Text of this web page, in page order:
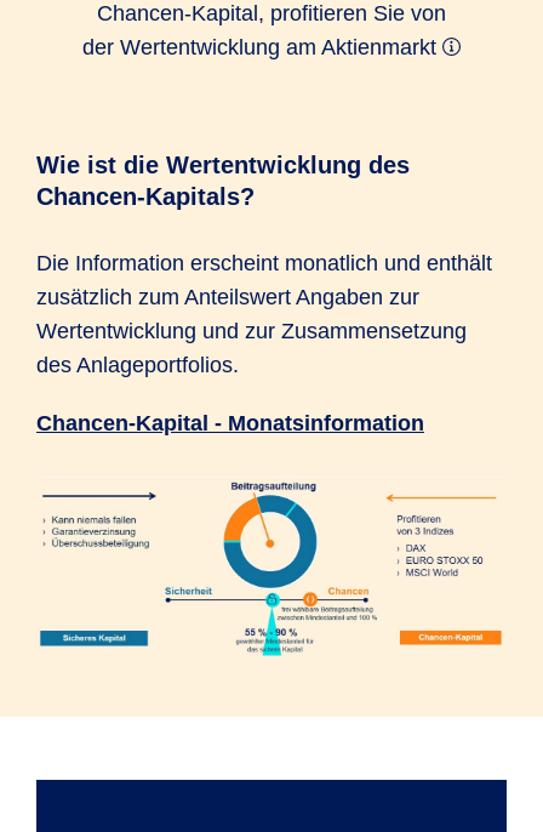
Chancen-Kapital, profitieren Sie von
der Wertentwicklung am Aktienmarkt
Wie ist die Wertentwicklung des
Chancen-Kapitals?
Die Information erscheint monatlich und enthält
zusätzlich zum Anteilswert Angaben zur
Wertentwicklung und zur Zusammensetzung
des Anlageportfolios.
Chancen-Kapital - Monatsinformation